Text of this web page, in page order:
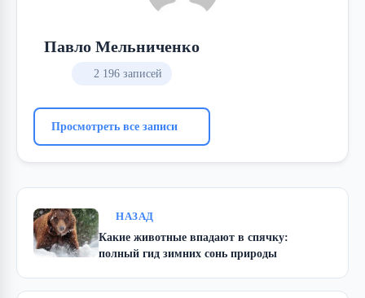
Павло Мельниченко
2 196 записей
Просмотреть все записи
НАЗАД
Какие животные впадают в спячку:
полный гид зимних сонь природы